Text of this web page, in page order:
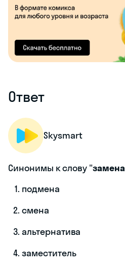
Ответ
Skysmart
Синонимы к слову "замена
подмена
смена
альтернатива
заместитель